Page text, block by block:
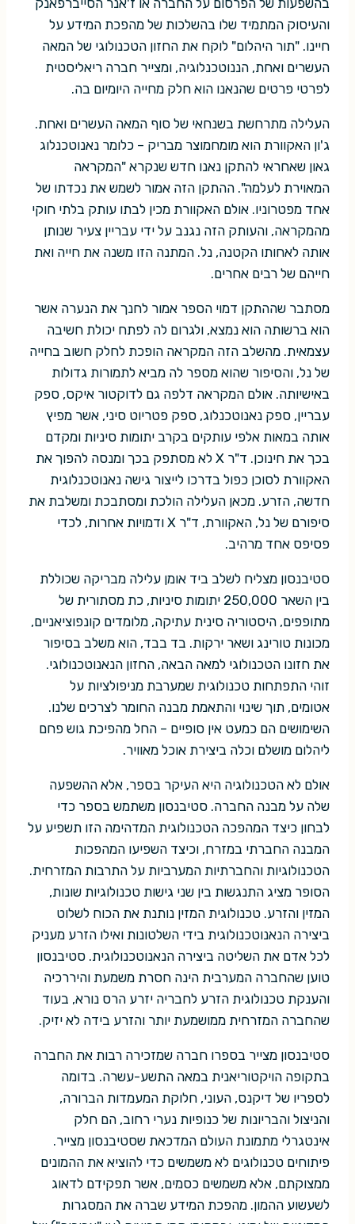
בהשפעות של הפרסום על החברה או ז'אנר הסייברפאנק
והעיסוק המתמיד שלו בהשלכות של מהפכת המידע על
חיינו. "תור היהלום" לוקח את החזון הטכנולוגי של המאה
העשרים ואחת, הננוטכנלוגיה, ומצייר חברה ריאליסטית
לפרטי פרטים שהנאנו הוא חלק מחייה היומיום בה.
העלילה מתרחשת בשנחאי של סוף המאה העשרים ואחת.
ג'ון האקוורת הוא מומחמוצר מבריק – כלומר נאנוטכנלוג
גאון שאחראי להתקן נאנו חדש שנקרא "המקראה
המאוירת לעלמה". ההתקן הזה אמור לשמש את נכדתו של
אחד מפטרוניו. אולם האקוורת מכין לבתו עותק בלתי חוקי
מהמקראה, והעותק הזה נגנב על ידי עבריין צעיר שנותן
אותה לאחותו הקטנה, נל. המתנה הזו משנה את חייה ואת
חייהם של רבים אחרים.
מסתבר שההתקן דמוי הספר אמור לחנך את הנערה אשר
הוא ברשותה הוא נמצא, ולגרום לה לפתח יכולת חשיבה
עצמאית. מהשלב הזה המקראה הופכת לחלק חשוב בחייה
של נל, והסיפור שהוא מספר לה מביא לתמורות גדולות
באישיותה. אולם המקראה דלפה גם לדוקטור איקס, ספק
עבריין, ספק נאנוטכנלוג, ספק פטריוט סיני, אשר מפיץ
אותה במאות אלפי עותקים בקרב יתומות סיניות ומקדם
בכך את חינוכן. ד"ר X לא מסתפק בכך ומנסה להפוך את
האקוורת לסוכן כפול בדרכו לייצור גישה נאנוטכנלוגית
חדשה, הזרע. מכאן העלילה הולכת ומסתבכת ומשלבת את
סיפורם של נל, האקוורת, ד"ר X ודמויות אחרות, לכדי
פסיפס אחד מרהיב.
סטיבנסון מצליח לשלב ביד אומן עלילה מבריקה שכוללת
בין השאר 250,000 יתומות סיניות, כת מסתורית של
מתופפים, היסטוריה סינית עתיקה, מלומדים קונפוציאניים,
מכונות טורינג ושאר ירקות. בד בבד, הוא משלב בסיפור
את חזונו הטכנולוגי למאה הבאה, החזון הנאנוטכנולוגי.
זוהי התפתחות טכנולוגית שמערבת מניפולציות על
אטומים, תוך שינוי והתאמת מבנה החומר לצרכים שלנו.
השימושים הם כמעט אין סופיים – החל מהפיכת גוש פחם
ליהלום מושלם וכלה ביצירת אוכל מאוויר.
אולם לא הטכנולוגיה היא העיקר בספר, אלא ההשפעה
שלה על מבנה החברה. סטיבנסון משתמש בספר כדי
לבחון כיצד המהפכה הטכנולוגית המדהימה הזו תשפיע על
המבנה החברתי במזרח, וכיצד השפיעו המהפכות
הטכנולוגיות והחברתיות המערביות על התרבות המזרחית.
הסופר מציג התנגשות בין שני גישות טכנולוגיות שונות,
המזין והזרע. טכנולוגית המזין נותנת את הכוח לשלוט
ביצירה הנאנוטכנולוגית בידי השלטונות ואילו הזרע מעניק
לכל אדם את השליטה ביצירה הנאנוטכנולוגית. סטיבנסון
טוען שהחברה המערבית הינה חסרת משמעת והיררכיה
והענקת טכנולוגית הזרע לחבריה יזרע הרס נורא, בעוד
שהחברה המזרחית ממושמעת יותר והזרע בידה לא יזיק.
סטיבנסון מצייר בספרו חברה שמזכירה רבות את החברה
בתקופה הויקטוריאנית במאה התשע-עשרה. בדומה
לספריו של דיקנס, העוני, חלוקת המעמדות הברורה,
והניצול והבריונות של כנופיות נערי רחוב, הם חלק
אינטגרלי מתמונת העולם המדכאת שסטיבנסון מצייר.
פיתוחים טכנולוגים לא משמשים כדי להוציא את ההמונים
ממצוקתם, אלא משמשים כסמים, אשר תפקידם לדאוג
לשעשוע ההמון. מהפכת המידע שברה את המסגרות